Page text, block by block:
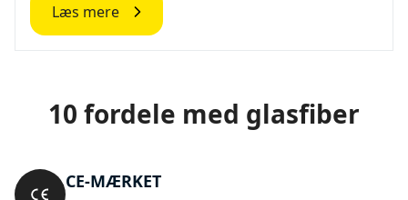
Læs mere
10 fordele med glasfiber
CE-MÆRKET